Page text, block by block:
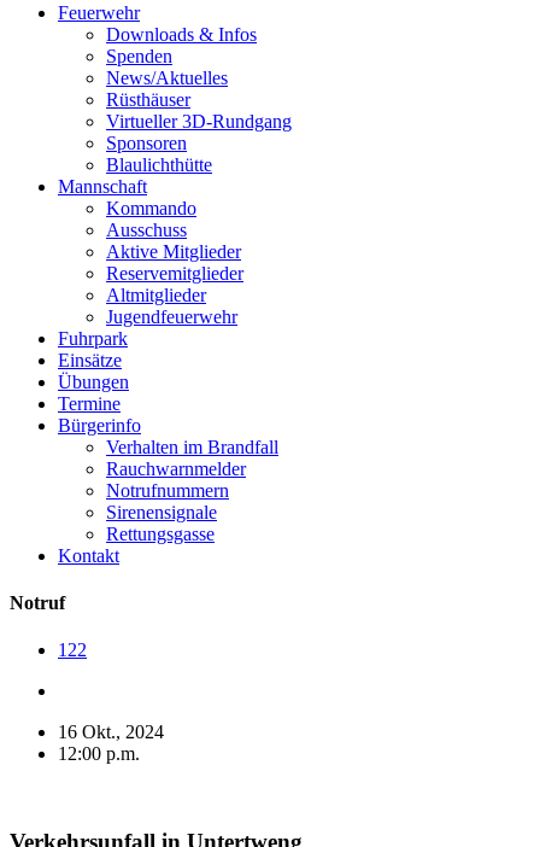
Feuerwehr
Downloads & Infos
Spenden
News/Aktuelles
Rüsthäuser
Virtueller 3D-Rundgang
Sponsoren
Blaulichthütte
Mannschaft
Kommando
Ausschuss
Aktive Mitglieder
Reservemitglieder
Altmitglieder
Jugendfeuerwehr
Fuhrpark
Einsätze
Übungen
Termine
Bürgerinfo
Verhalten im Brandfall
Rauchwarnmelder
Notrufnummern
Sirenensignale
Rettungsgasse
Kontakt
Notruf
122
16 Okt., 2024
12:00 p.m.
Verkehrsunfall in Untertweng